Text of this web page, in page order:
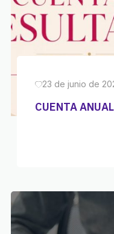
23 de junio de
CUENTA